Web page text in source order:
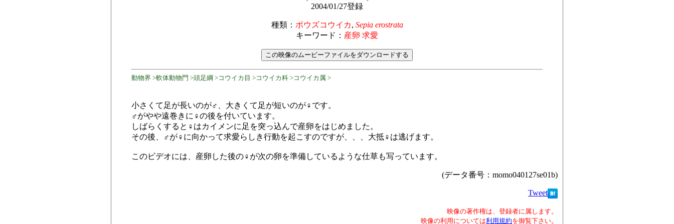
2004/01/27登録
種類： ボウズコウイカ, Sepia erostrata
キーワード： 産卵 求愛
動物界 >軟体動物門 >頭足綱 >コウイカ目 >コウイカ科 >コウイカ属 >
小さくて足が長いのが♂、大きくて足が短いのが♀です。
♂がやや遠巻きに♀の後を付いています。
しばらくすると♀はカイメンに足を突っ込んで産卵をはじめました。
その後、♂が♀に向かって求愛らしき行動を起こすのですが、、、大抵♀は逃げます。
このビデオには、産卵した後の♀が次の卵を準備しているような仕草も写っています。
(データ番号：momo040127se01b)
Tweet
映像の著作権は、登録者に属します。
映像の利用については利用規約を御覧下さい。